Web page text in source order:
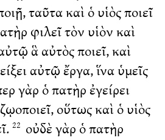
ταῦτα καὶ ὁ υἱὸς ποιεῖ
φιλεῖ τὸν υἱὸν καὶ
ἃ αὐτὸς ποιεῖ, καὶ
αὐτῷ ἔργα, ἵνα ὑμεῖς
γὰρ ὁ πατὴρ ἐγείρει
οὕτως καὶ ὁ υἱὸς
22 οὐδὲ γὰρ ὁ πατὴρ